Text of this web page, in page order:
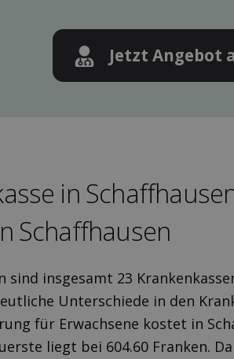
Jetzt Angebot
in
Schaffhausen
sind insgesamt 23
Unterschiede in den
für Erwachsene kostet in
liegt bei 604.60 Franken.